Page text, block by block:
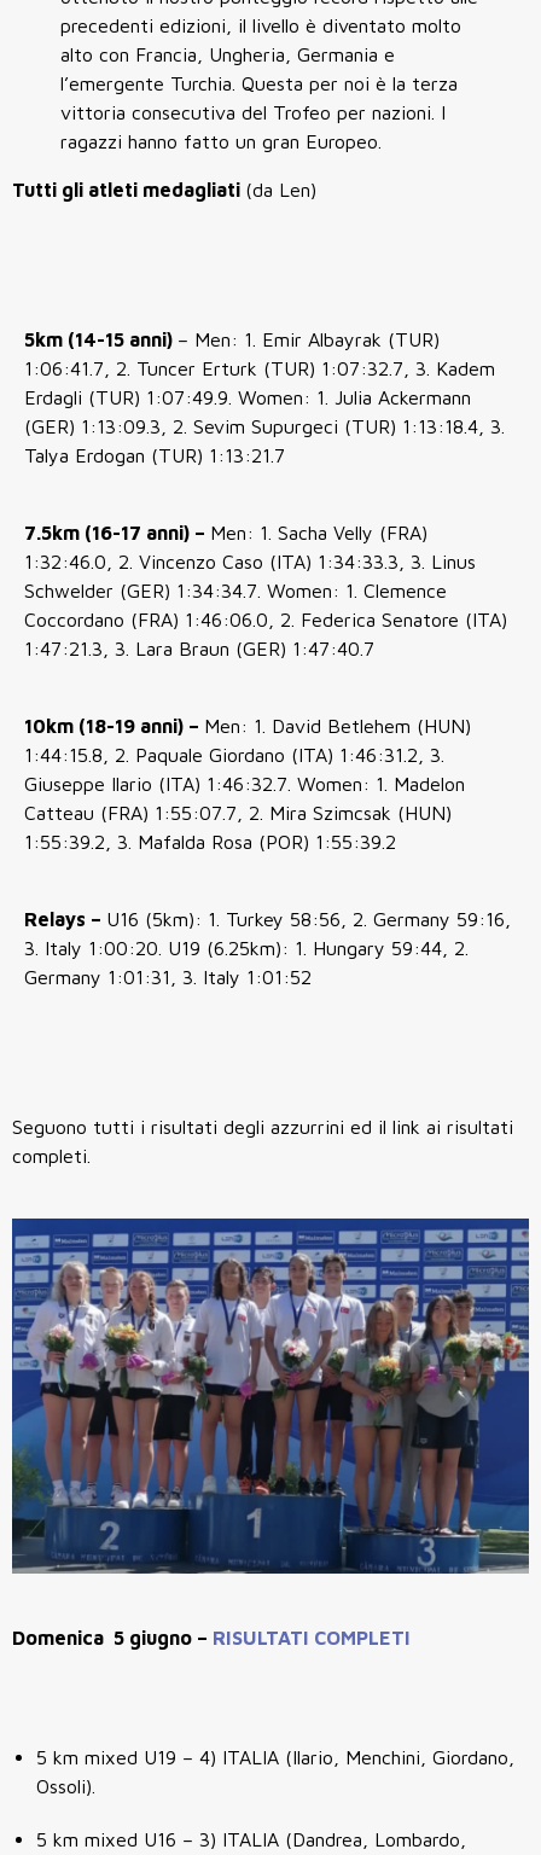
precedenti edizioni, il livello è diventato molto
alto con Francia, Ungheria, Germania e
l’emergente Turchia. Questa per noi è la terza
vittoria consecutiva del Trofeo per nazioni. I
ragazzi hanno fatto un gran Europeo.
Tutti gli atleti medagliati (da Len)
5km (14-15 anni) – Men: 1. Emir Albayrak (TUR)
1:06:41.7, 2. Tuncer Erturk (TUR) 1:07:32.7, 3. Kadem
Erdagli (TUR) 1:07:49.9. Women: 1. Julia Ackermann
(GER) 1:13:09.3, 2. Sevim Supurgeci (TUR) 1:13:18.4, 3.
Talya Erdogan (TUR) 1:13:21.7
7.5km (16-17 anni) – Men: 1. Sacha Velly (FRA)
1:32:46.0, 2. Vincenzo Caso (ITA) 1:34:33.3, 3. Linus
Schwelder (GER) 1:34:34.7. Women: 1. Clemence
Coccordano (FRA) 1:46:06.0, 2. Federica Senatore (ITA)
1:47:21.3, 3. Lara Braun (GER) 1:47:40.7
10km (18-19 anni) – Men: 1. David Betlehem (HUN)
1:44:15.8, 2. Paquale Giordano (ITA) 1:46:31.2, 3.
Giuseppe Ilario (ITA) 1:46:32.7. Women: 1. Madelon
Catteau (FRA) 1:55:07.7, 2. Mira Szimcsak (HUN)
1:55:39.2, 3. Mafalda Rosa (POR) 1:55:39.2
Relays – U16 (5km): 1. Turkey 58:56, 2. Germany 59:16,
3. Italy 1:00:20. U19 (6.25km): 1. Hungary 59:44, 2.
Germany 1:01:31, 3. Italy 1:01:52
Seguono tutti i risultati degli azzurrini ed il link ai risultati
completi.
Domenica 5 giugno – RISULTATI COMPLETI
5 km mixed U19 – 4) ITALIA (Ilario, Menchini, Giordano,
Ossoli).
5 km mixed U16 – 3) ITALIA (Dandrea, Lombardo,